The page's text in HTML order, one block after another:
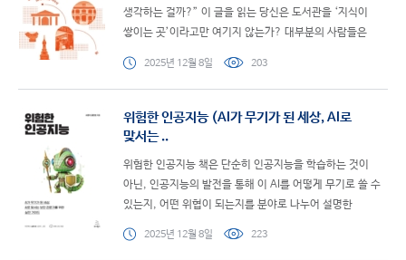
생각하는 걸까?” 이 글을 읽는 당신은 도서관을 ‘지식이
쌓이는 곳’이라고만 여기지 않는가? 대부분의 사람들은
2025년 12월 8일 203
위험한 인공지능 (AI가 무기가 된 세상, AI로
맞서는 ..
위험한 인공지능 책은 단순히 인공지능을 학습하는 것이
아닌, 인공지능의 발전을 통해 이 AI를 어떻게 무기로 쓸 수
있는지, 어떤 위협이 되는지를 분야로 나누어 설명한
2025년 12월 8일 223